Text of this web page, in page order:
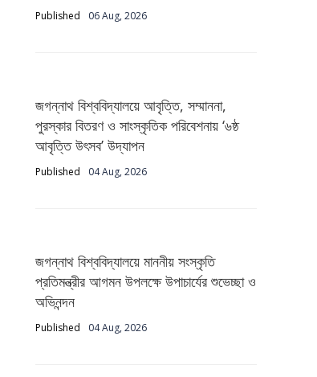
Published 06 Aug, 2026
জগন্নাথ বিশ্ববিদ্যালয়ে আবৃত্তি, সম্মাননা,
পুরস্কার বিতরণ ও সাংস্কৃতিক পরিবেশনায় ‘৬ষ্ঠ
আবৃত্তি উৎসব’ উদ্‌যাপন
Published 04 Aug, 2026
জগন্নাথ বিশ্ববিদ্যালয়ে মাননীয় সংস্কৃতি
প্রতিমন্ত্রীর আগমন উপলক্ষে উপাচার্যের শুভেচ্ছা ও
অভিনন্দন
Published 04 Aug, 2026